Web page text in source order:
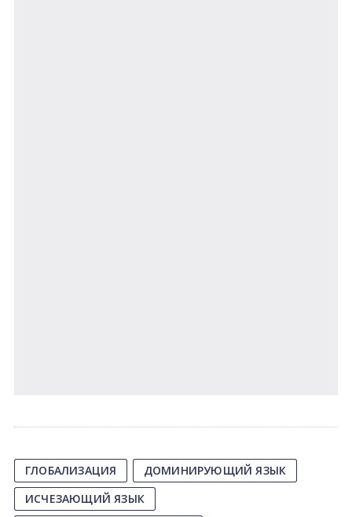
ГЛОБАЛИЗАЦИЯ
ДОМИНИРУЮЩИЙ ЯЗЫК
ИСЧЕЗАЮЩИЙ ЯЗЫК